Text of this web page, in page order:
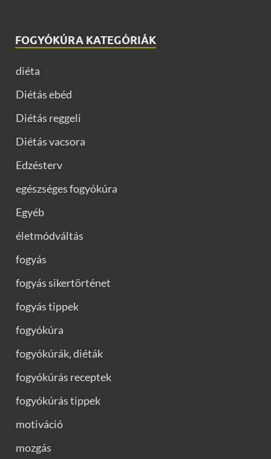
FOGYÓKÚRA KATEGÓRIÁK
diéta
Diétás ebéd
Diétás reggeli
Diétás vacsora
Edzésterv
egészséges fogyókúra
Egyéb
életmódváltás
fogyás
fogyás sikertörténet
fogyás tippek
fogyókúra
fogyókúrák, diéták
fogyókúrás receptek
fogyókúrás tippek
motiváció
mozgás